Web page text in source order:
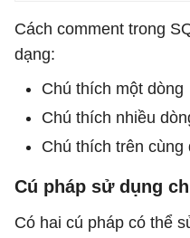
Cách comment trong
dạng:
Chú thích một dòng
Chú thích nhiều
Chú thích trên cùng
Cú pháp sử dụng
Có hai cú pháp có thể